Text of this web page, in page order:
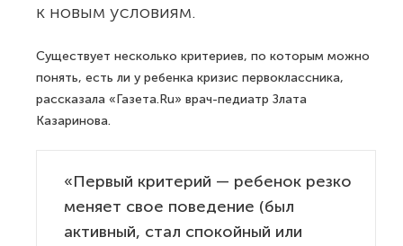
к новым условиям.
Существует несколько критериев, по которым можно
понять, есть ли у ребенка кризис первоклассника,
рассказала «Газета.Ru» врач-педиатр Злата
Казаринова.
«Первый критерий — ребенок резко
меняет свое поведение (был
активный, стал спокойный или